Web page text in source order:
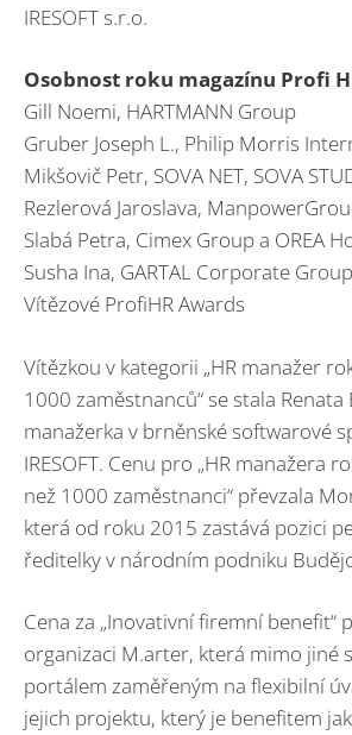
IRESOFT s.r.o.
Osobnost roku magazínu Profi
Gill Noemi, HARTMANN Group
Gruber Joseph L., Philip Morris
Mikšovič Petr, SOVA NET, SOVA
Rezlerová Jaroslava,
Slabá Petra, Cimex Group a OREA
Susha Ina, GARTAL Corporate Group
Vítězové ProfiHR Awards
Vítězkou v kategorii „HR manažer
1000 zaměstnanců“ se stala Renata
manažerka v brněnské softwarové
IRESOFT. Cenu pro „HR manažera
než 1000 zaměstnanci“ převzala
která od roku 2015 zastává pozici
ředitelky v národním podniku
Cena za „Inovativní firemní benefit“
organizaci M.arter, která mimo jiné
portálem zaměřeným na flexibilní
jejich projektu, který je benefitem